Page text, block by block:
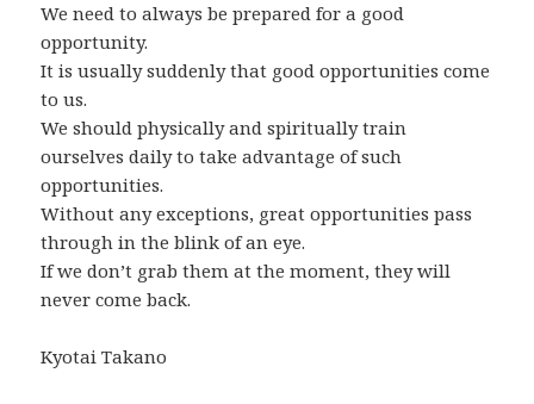
We need to always be prepared for a good
opportunity.
It is usually suddenly that good opportunities come
to us.
We should physically and spiritually train
ourselves daily to take advantage of such
opportunities.
Without any exceptions, great opportunities pass
through in the blink of an eye.
If we don’t grab them at the moment, they will
never come back.
Kyotai Takano